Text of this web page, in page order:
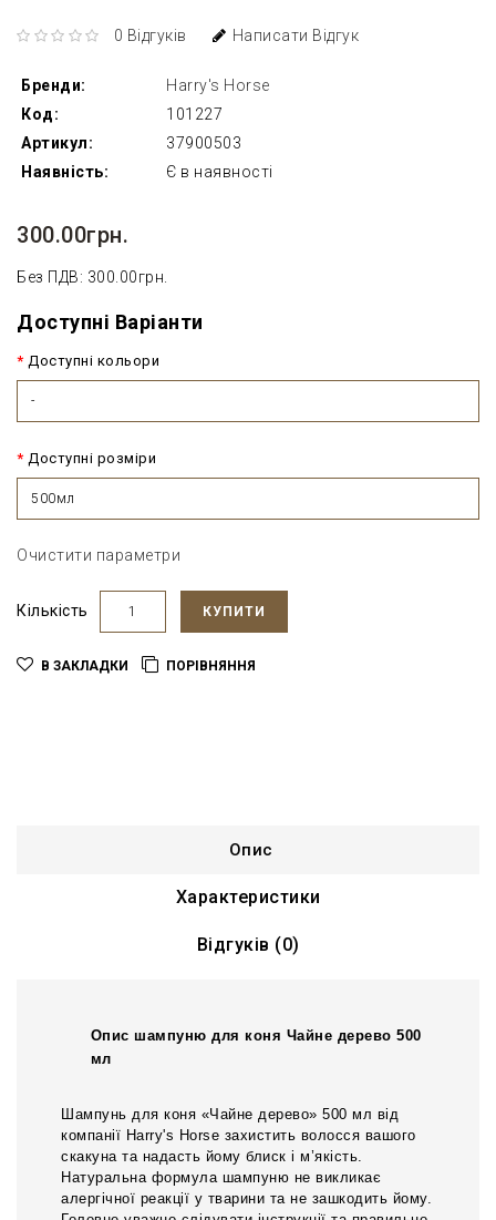
0 Відгуків Написати Відгук
Бренди:
Harry's Horse
Код:
101227
Артикул:
37900503
Наявність:
Є в наявності
300.00грн.
Без ПДВ: 300.00грн.
Доступні Варіанти
Доступні кольори
-
Доступні розміри
500мл
Очистити параметри
Кількість КУПИТИ
В ЗАКЛАДКИ ПОРІВНЯННЯ
Опис
Характеристики
Відгуків (0)
Опис шампуню для коня Чайне дерево 500
мл
Шампунь для коня «Чайне дерево» 500 мл від
компанії Harry's Horse захистить волосся вашого
скакуна та надасть йому блиск і м’якість.
Натуральна формула шампуню не викликає
алергічної реакції у тварини та не зашкодить йому.